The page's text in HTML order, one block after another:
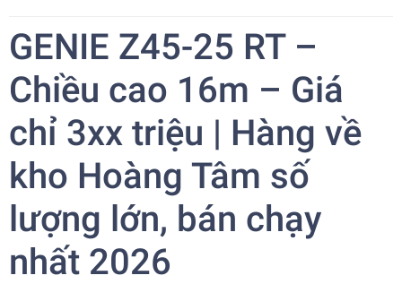
GENIE Z45-25 RT –
Chiều cao 16m – Giá
chỉ 3xx triệu | Hàng về
kho Hoàng Tâm số
lượng lớn, bán chạy
nhất 2026